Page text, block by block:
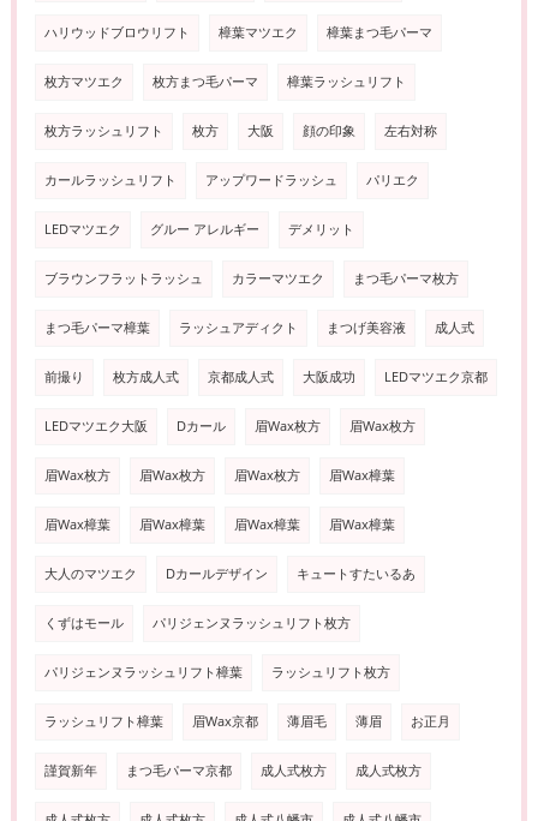
ハリウッドブロウリフト 樟葉マツエク 樟葉まつ毛パーマ
枚方マツエク 枚方まつ毛パーマ 樟葉ラッシュリフト
枚方ラッシュリフト 枚方 大阪 顔の印象 左右対称
カールラッシュリフト アップワードラッシュ パリエク
LEDマツエク グルー アレルギー デメリット
ブラウンフラットラッシュ カラーマツエク まつ毛パーマ枚方
まつ毛パーマ樟葉 ラッシュアディクト まつげ美容液 成人式
前撮り 枚方成人式 京都成人式 大阪成功 LEDマツエク京都
LEDマツエク大阪 Dカール 眉Wax枚方 眉Wax枚方
眉Wax枚方 眉Wax枚方 眉Wax枚方 眉Wax樟葉
眉Wax樟葉 眉Wax樟葉 眉Wax樟葉 眉Wax樟葉
大人のマツエク Dカールデザイン キュートすたいるあ
くずはモール パリジェンヌラッシュリフト枚方
パリジェンヌラッシュリフト樟葉 ラッシュリフト枚方
ラッシュリフト樟葉 眉Wax京都 薄眉毛 薄眉 お正月
謹賀新年 まつ毛パーマ京都 成人式枚方 成人式枚方